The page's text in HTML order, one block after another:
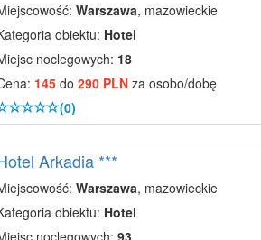
Warszawa, mazowieckie
obiektu: Hotel
noclegowych: 18
145do 290 PLNza osobo/dobę
(0)
Arkadia ***
Warszawa, mazowieckie
obiektu: Hotel
noclegowych: 93